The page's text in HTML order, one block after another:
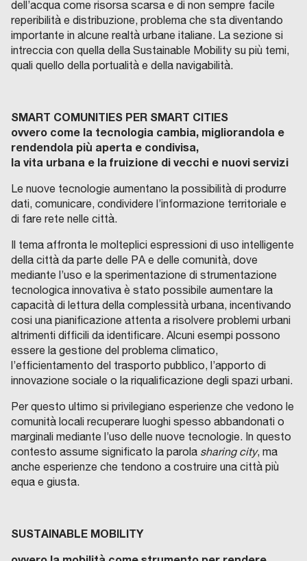
dell’acqua come risorsa scarsa e di non sempre facile
reperibilità e distribuzione, problema che sta diventando
importante in alcune realtà urbane italiane. La sezione si
intreccia con quella della Sustainable Mobility su più temi,
quali quello della portualità e della navigabilità.
SMART COMUNITIES PER SMART CITIES
ovvero come la tecnologia cambia, migliorandola e
rendendola più aperta e condivisa,
la vita urbana e la fruizione di vecchi e nuovi servizi
Le nuove tecnologie aumentano la possibilità di produrre
dati, comunicare, condividere l’informazione territoriale e
di fare rete nelle città.
Il tema affronta le molteplici espressioni di uso intelligente
della città da parte delle PA e delle comunità, dove
mediante l’uso e la sperimentazione di strumentazione
tecnologica innovativa è stato possibile aumentare la
capacità di lettura della complessità urbana, incentivando
cosi una pianificazione attenta a risolvere problemi urbani
altrimenti difficili da identificare. Alcuni esempi possono
essere la gestione del problema climatico,
l’efficientamento del trasporto pubblico, l’apporto di
innovazione sociale o la riqualificazione degli spazi urbani.
Per questo ultimo si privilegiano esperienze che vedono le
comunità locali recuperare luoghi spesso abbandonati o
marginali mediante l’uso delle nuove tecnologie. In questo
contesto assume significato la parola sharing city, ma
anche esperienze che tendono a costruire una città più
equa e giusta.
SUSTAINABLE MOBILITY